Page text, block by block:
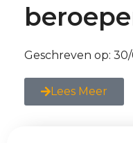
Geschreven op:
Lees Meer